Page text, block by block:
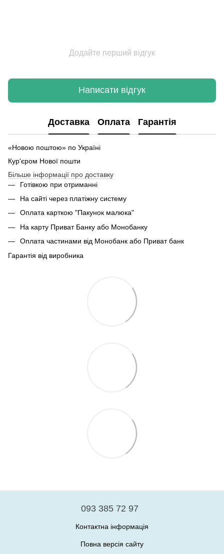
Додайте перший відгук
Написати відгук
Доставка Оплата Гарантія
«Новою поштою» по Україні
Кур'єром Нової пошти
Більше інформації про доставку
Готівкою при отриманні
На сайті через платіжну систему
Оплата карткою "Пакунок малюка"
На карту Приват Банку або Монобанку
Оплата частинами від Монобанк або Приват банк
Гарантія від виробника
093 385 72 97
Контактна інформація
Повна версія сайту